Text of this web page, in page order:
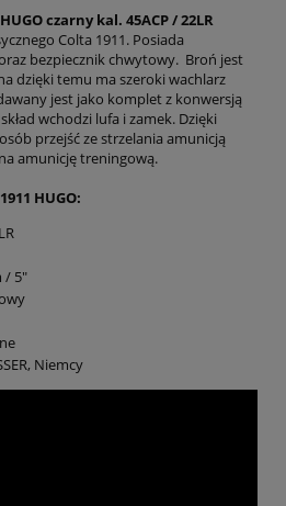
czarny kal. 45ACP / 22LR
Colta 1911. Posiada
bezpiecznik chwytowy. Broń jest
dzięki temu ma szeroki wachlarz
jest jako komplet z konwersją
wchodzi lufa i zamek. Dzięki
przejść ze strzelania amunicją
amunicję treningową.
HUGO:
/ 5"
Niemcy